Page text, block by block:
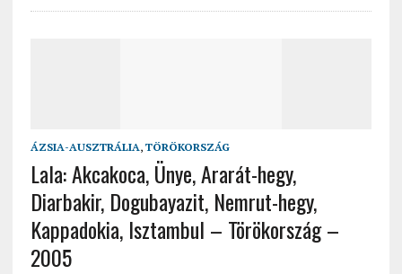
ÁZSIA-AUSZTRÁLIA, TÖRÖKORSZÁG
Lala: Akcakoca, Ünye, Ararát-hegy,
Diarbakir, Dogubayazit, Nemrut-hegy,
Kappadokia, Isztambul – Törökország –
2005